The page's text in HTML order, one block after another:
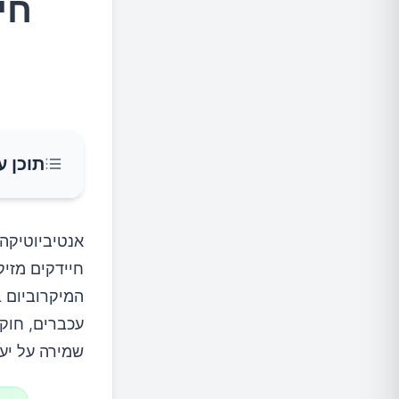
תוכן
כיצד
חיידקים
עכברים,
שמירה על